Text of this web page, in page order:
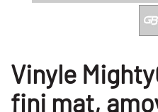
Vinyle
fini mat,